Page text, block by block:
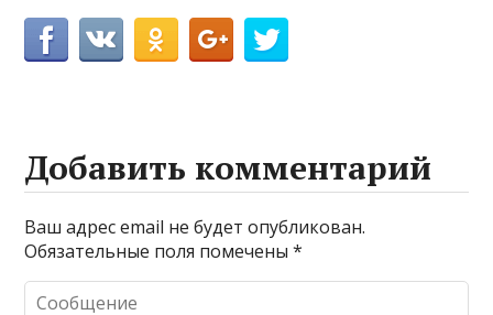
Добавить комментарий
Ваш адрес email не будет опубликован.
Обязательные поля помечены*